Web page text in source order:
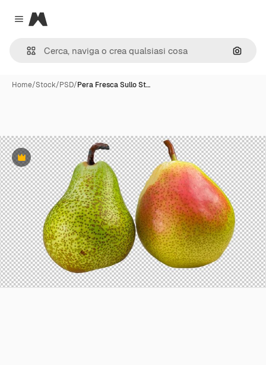
Close menu
Magnific
Cerca
Home/Stock/PSD/Pera Fresca Sullo St…
Premium